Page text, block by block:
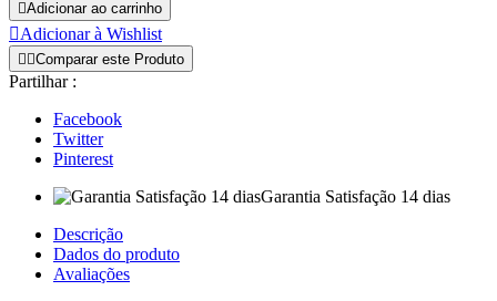
Adicionar ao carrinho
Adicionar à Wishlist
 Comparar este Produto
Partilhar :
Facebook
Twitter
Pinterest
Garantia Satisfação 14 dias
Descrição
Dados do produto
Avaliações